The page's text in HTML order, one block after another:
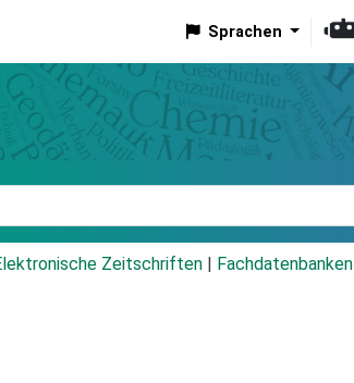
Sprachen
Zeitschriften Fachdatenbanken